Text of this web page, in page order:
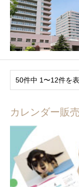
50件中 1〜12件を
カレンダー販